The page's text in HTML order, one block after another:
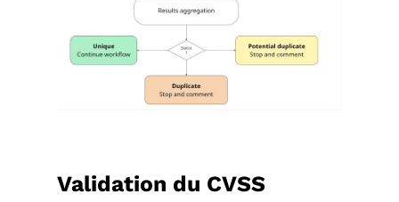
Validation du CVSS